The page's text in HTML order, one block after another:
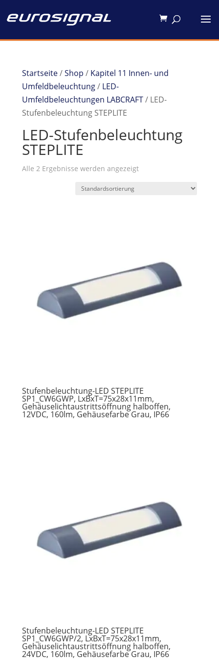
Startseite/Shop / Kapitel 11 Innen- und
Umfeldbeleuchtung/ LED-
Umfeldbeleuchtungen LABCRAFT/ LED-
Stufenbeleuchtung STEPLITE
LED-Stufenbeleuchtung
STEPLITE
Alle 2 Ergebnisse werden angezeigt
Stufenbeleuchtung-LED STEPLITE
SP1_CW6GWP, LxBxT=75x28x11mm,
Gehäuselichtaustrittsöffnung halboffen,
12VDC, 160lm, Gehäusefarbe Grau, IP66
Stufenbeleuchtung-LED STEPLITE
SP1_CW6GWP/2, LxBxT=75x28x11mm,
Gehäuselichtaustrittsöffnung halboffen,
24VDC, 160lm, Gehäusefarbe Grau, IP66